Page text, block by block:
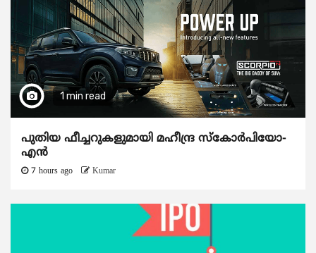
1 min read
പുതിയ ഫീച്ചറുകളുമായി മഹീന്ദ്ര സ്കോർപിയോ-
എൻ
7 hours ago Kumar